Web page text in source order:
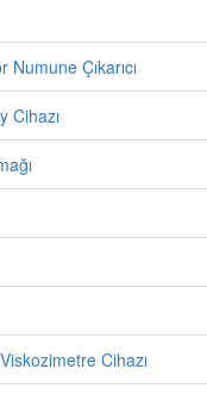
Çıkarıcı
Cihazı
Cihazı